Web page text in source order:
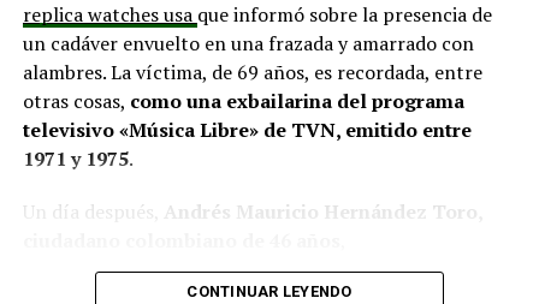
En la comuna deCuraco de Vélez, la alcaldesa Javiera
Yáñezindicó que históricamente la Subdere ha apoyado
a los municipios en diversos proyectos y que confía en
que durante el año se asignen nuevos recursos, aunque
reconoció una disminución evidente en comparación
ha presentado iniciativas por más de 200 millones de
a los esfuerzos, los fondos aún no han llegado,
generando preocupación en su equipo municipal.
replica watches usa que informó sobre la presencia de
un cadáver envuelto en una frazada y amarrado con
alambres. La víctima, de 69 años, es recordada, entre
otras cosas, como una exbailarina del programa
televisivo «Música Libre» de TVN, emitido entre
1971 y 1975.
Un día después,
Andrés Mauricio Hernández Toro,
se entregó voluntariamente a la Segunda
CONTINUAR LEYENDO